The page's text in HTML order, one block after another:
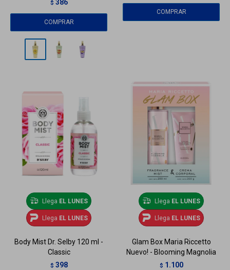
$ 386
Llega EL LUNES
Llega EL LUNES
Body Mist Dr. Selby 120 ml -
Classic
$ 398
Llega EL LUNES
Llega EL LUNES
Glam Box Maria Riccetto
Nuevo! - Blooming Magnolia
$ 1.100